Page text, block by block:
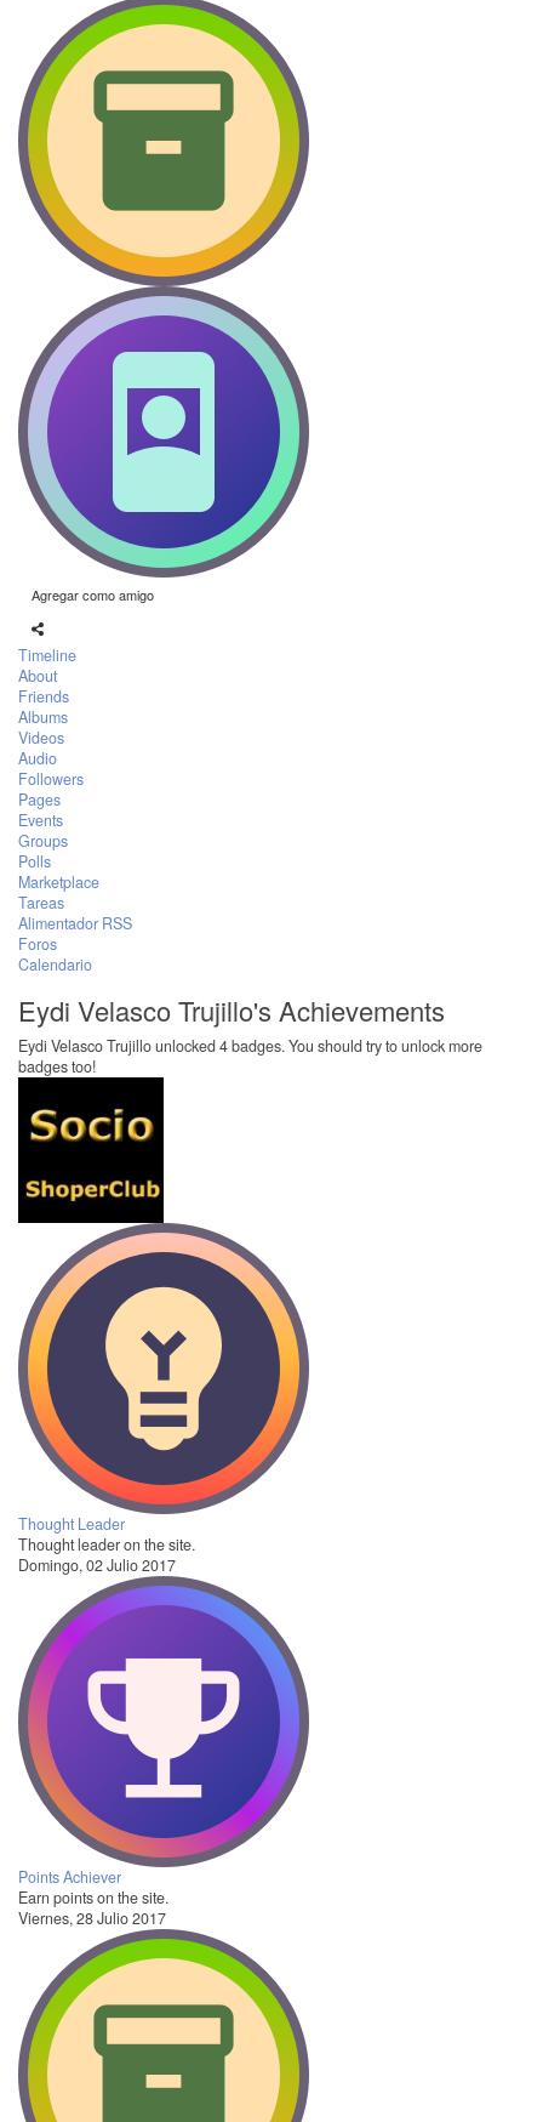
Agregar como amigo
Timeline
About
Friends
Albums
Videos
Audio
Followers
Pages
Events
Groups
Polls
Marketplace
Tareas
Alimentador RSS
Foros
Calendario
Eydi Velasco Trujillo's Achievements
Eydi Velasco Trujillo unlocked 4 badges. You should try to unlock more
badges too!
Thought Leader
Thought leader on the site.
Domingo, 02 Julio 2017
Points Achiever
Earn points on the site.
Viernes, 28 Julio 2017